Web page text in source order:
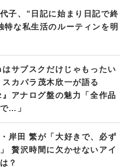
子、“日記に始まり日記で終
特な私生活のルーティンを明
サブスクだけじゃもったい
スカパラ茂木欣一が語る
』アナログ盤の魅力「全作品
…」
岸田 繁が「大好きで、必ず
贅沢時間に欠かせないアイ
？